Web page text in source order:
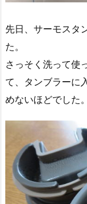
先日、サーモスタ
た。
さっそく洗って使
て、タンブラーに
めないほどでした。